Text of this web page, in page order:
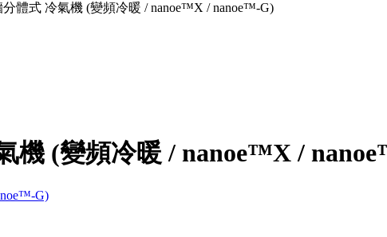
體式 冷氣機 (變頻冷暖 / nanoe™X / nanoe™-G)
機 (變頻冷暖 / nanoe™X /